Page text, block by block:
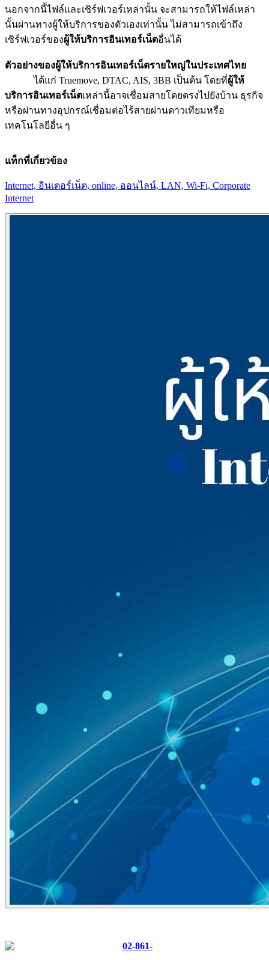
นอกจากนี้ไฟล์และเซิร์ฟเวอร์เหล่านั้น จะสามารถให้ไฟล์เหล่า
นั้นผ่านทางผู้ให้บริการของตัวเองเท่านั้น ไม่สามารถเข้าถึง
เซิร์ฟเวอร์ของผู้ให้บริการอินเทอร์เน็ตอื่นได้
ตัวอย่างของผู้ให้บริการอินเทอร์เน็ตรายใหญ่ในประเทศไทย
ได้แก่ Truemove, DTAC, AIS, 3BB เป็นต้น โดยที่ผู้ให้
บริการอินเทอร์เน็ตเหล่านี้อาจเชื่อมสายโดยตรงไปยังบ้าน ธุรกิจ
หรือผ่านทางอุปกรณ์เชื่อมต่อไร้สายผ่านดาวเทียมหรือ
เทคโนโลยีอื่น ๆ
แท็กที่เกี่ยวข้อง
Internet, อินเตอร์เน็ต, online, ออนไลน์, LAN, Wi-Fi, Corporate
Internet
02-861-